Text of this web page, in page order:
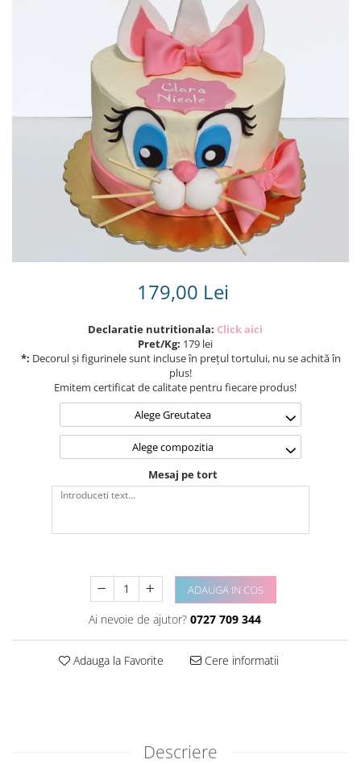
Torturi in frosting- crema pentru
Tortulețe 1.7 kg - 2 kg
179,00 Lei
Declaratie nutritionala: Click aici
Pret/Kg: 179 lei
*: Decorul și figurinele sunt incluse în prețul tortului, nu se achită în
plus!
Emitem certificat de calitate pentru fiecare produs!
Alege Greutatea
Alege compozitia
Mesaj pe tort
ADAUGA IN COS
Ai nevoie de ajutor? 0727 709 344
Adauga la Favorite Cere informatii
Descriere